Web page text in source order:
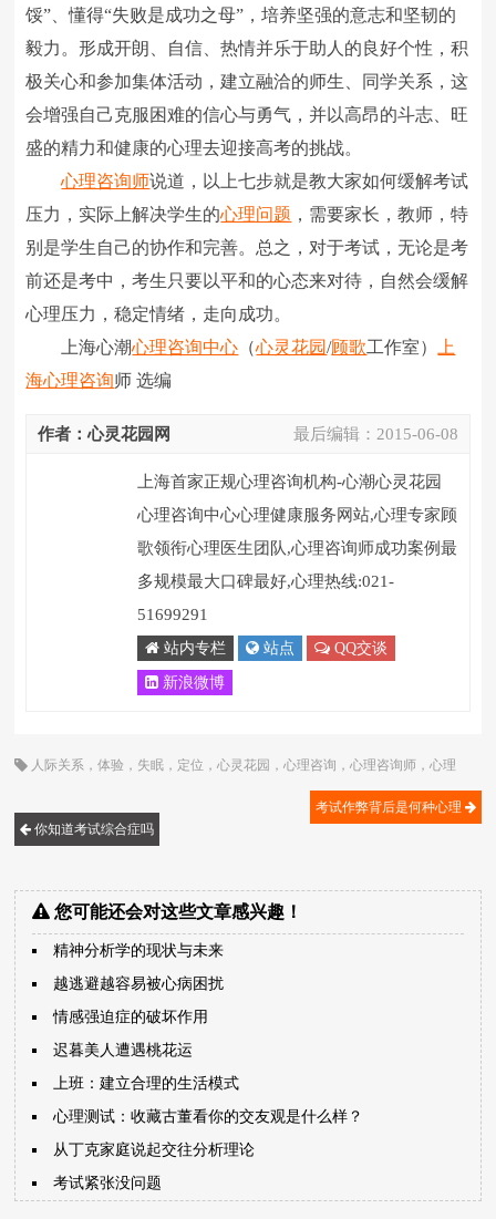
馁”、懂得“失败是成功之母”，培养坚强的意志和坚韧的
毅力。形成开朗、自信、热情并乐于助人的良好个性，积
极关心和参加集体活动，建立融洽的师生、同学关系，这
会增强自己克服困难的信心与勇气，并以高昂的斗志、旺
盛的精力和健康的心理去迎接高考的挑战。
心理咨询师说道，以上七步就是教大家如何缓解考试
压力，实际上解决学生的心理问题 ，需要家长，教师，特
别是学生自己的协作和完善。总之，对于考试，无论是考
前还是考中，考生只要以平和的心态来对待，自然会缓解
心理压力，稳定情绪，走向成功。
上海心潮心理咨询中心 （心灵花园/顾歌工作室）
上
海心理咨询师 选编
最后编辑： 2015-06-08
作者：心灵花园网
上海首家正规心理咨询机构-心潮心灵花园
心理咨询中心心理健康服务网站,心理专家顾
歌领衔心理医生团队,心理咨询师成功案例最
多规模最大口碑最好,心理热线:021-
51699291
站内专栏 站点 QQ交谈
新浪微博
人际关系 ，体验 ， 失眠 ， 定位 ，心灵花园 ，心理咨询 ，心理咨询师 ，心理
你知道考试综合症吗
考试作弊背后是何种心理
您可能还会对这些文章感兴趣！
精神分析学的现状与未来
越逃避越容易被心病困扰
情感强迫症的破坏作用
迟暮美人遭遇桃花运
上班：建立合理的生活模式
心理测试：收藏古董看你的交友观是什么样？
从丁克家庭说起交往分析理论
考试紧张没问题